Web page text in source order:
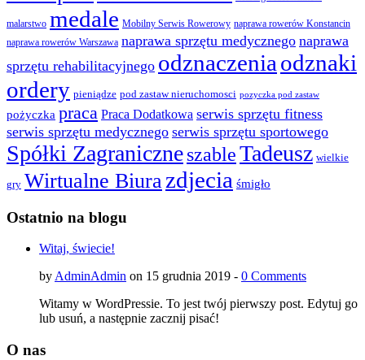
malarstwo medale Mobilny Serwis Rowerowy naprawa rowerów Konstancin
naprawa rowerów Warszawa naprawa sprzętu medycznego naprawa
sprzętu rehabilitacyjnego odznaczenia odznaki
ordery pieniądze pod zastaw nieruchomosci pozyczka pod zastaw
pożyczka praca Praca Dodatkowa serwis sprzętu fitness
serwis sprzętu medycznego serwis sprzętu sportowego
Spółki ZagraniczneszableTadeusz wielkie
gry Wirtualne Biurazdjecia śmigło
Ostatnio na blogu
Witaj, świecie!
by AdminAdmin on 15 grudnia 2019 - 0 Comments
Witamy w WordPressie. To jest twój pierwszy post. Edytuj go
lub usuń, a następnie zacznij pisać!
O nas